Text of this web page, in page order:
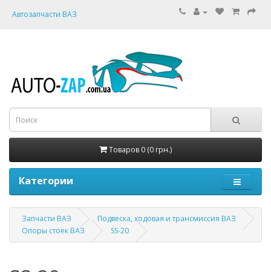
Автозапчасти ВАЗ
Товаров 0 (0 грн.)
Категории
Запчасти ВАЗ
Подвеска, ходовая и трансмиссия ВАЗ
Опоры стоек ВАЗ
SS-20